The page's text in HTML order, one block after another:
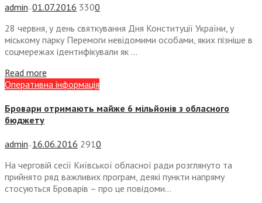
admin —01.07.2016 3300
28 червня, у день святкування Дня Конституції України, у
міському парку Перемоги невідомими особами, яких пізніше в
соцмережах ідентифікували як ...
Read more
Оперативна інформація
Бровари отримають майже 6 мільйонів з обласного
бюджету
admin — 16.06.2016 2910
На черговій сесії Київської обласної ради розглянуто та
прийнято ряд важливих програм, деякі пункти напряму
стосуються Броварів – про це повідоми...